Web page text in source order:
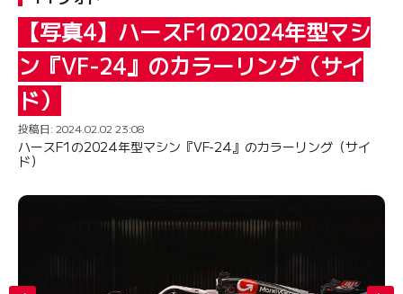
【写真4】ハースF1の2024年型マシ
ン『VF-24』のカラーリング（サイ
ド）
投稿日: 2024.02.02 23:08
ハースF1の2024年型マシン『VF-24』のカラーリング（サイ
ド）